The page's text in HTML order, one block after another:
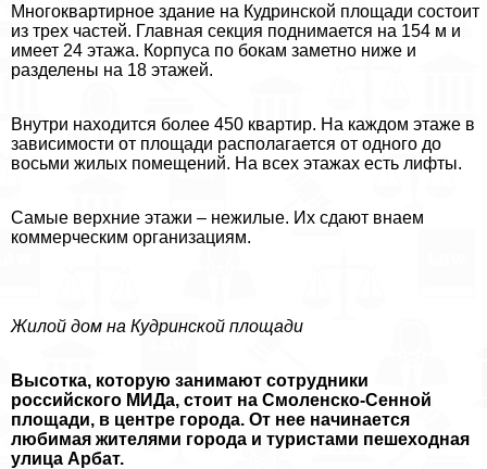
Многоквартирное здание на Кудринской площади состоит
из трех частей. Главная секция поднимается на 154 м и
имеет 24 этажа. Корпуса по бокам заметно ниже и
разделены на 18 этажей.
Внутри находится более 450 квартир. На каждом этаже в
зависимости от площади располагается от одного до
восьми жилых помещений. На всех этажах есть лифты.
Самые верхние этажи – нежилые. Их сдают внаем
коммерческим организациям.
Жилой дом на Кудринской площади
Высотка, которую занимают сотрудники
российского МИДа, стоит на Смоленско-Сенной
площади, в центре города. От нее начинается
любимая жителями города и туристами пешеходная
улица Арбат.